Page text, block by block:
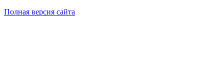
Полная версия сайта